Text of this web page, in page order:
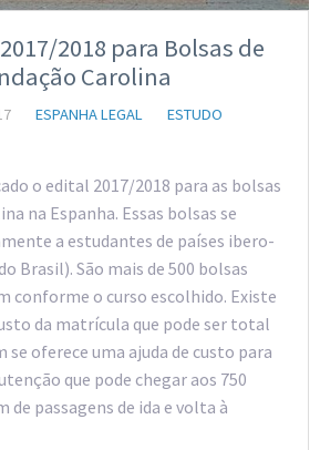
2018 para Bolsas de
Carolina
ESPANHA LEGAL ESTUDO
o edital 2017/2018 para as bolsas
na Espanha. Essas bolsas se
a estudantes de países ibero-
Brasil). São mais de 500 bolsas
conforme o curso escolhido. Existe
da matrícula que pode ser total
se oferece uma ajuda de custo para
que pode chegar aos 750
de passagens de ida e volta à